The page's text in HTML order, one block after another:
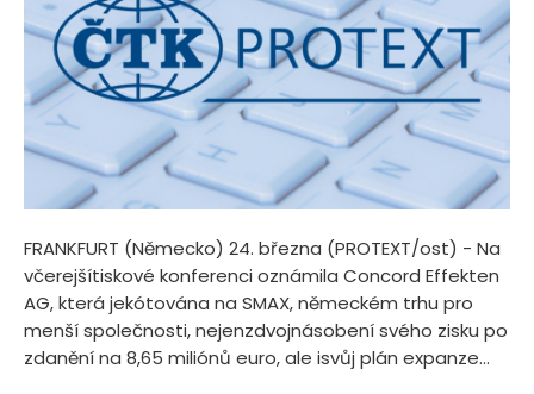
FRANKFURT (Německo) 24. března (PROTEXT/ost) - Na
včerejšítiskové konferenci oznámila Concord Effekten
AG, která jekótována na SMAX, německém trhu pro
menší společnosti, nejenzdvojnásobení svého zisku po
zdanění na 8,65 miliónů euro, ale isvůj plán expanze...